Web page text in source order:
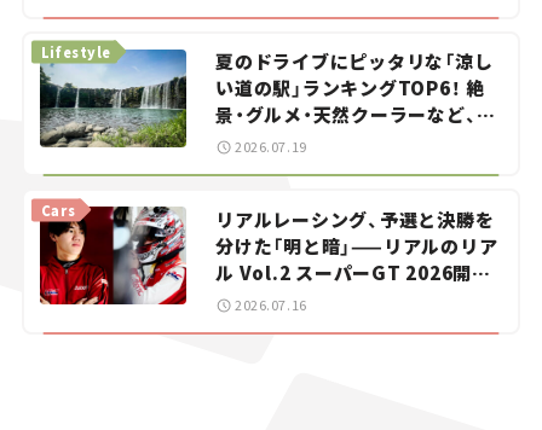
夏のドライブにピッタリな「涼し
い道の駅」ランキングTOP6！ 絶
景・グルメ・天然クーラーなど、避
暑におすすめのスポットを紹介
Lifestyle
2026.07.19
リアルレーシング、予選と決勝を
分けた「明と暗」——リアルのリア
ル Vol.2 スーパーGT 2026開幕
戦 岡山国際サーキット
Cars
2026.07.16